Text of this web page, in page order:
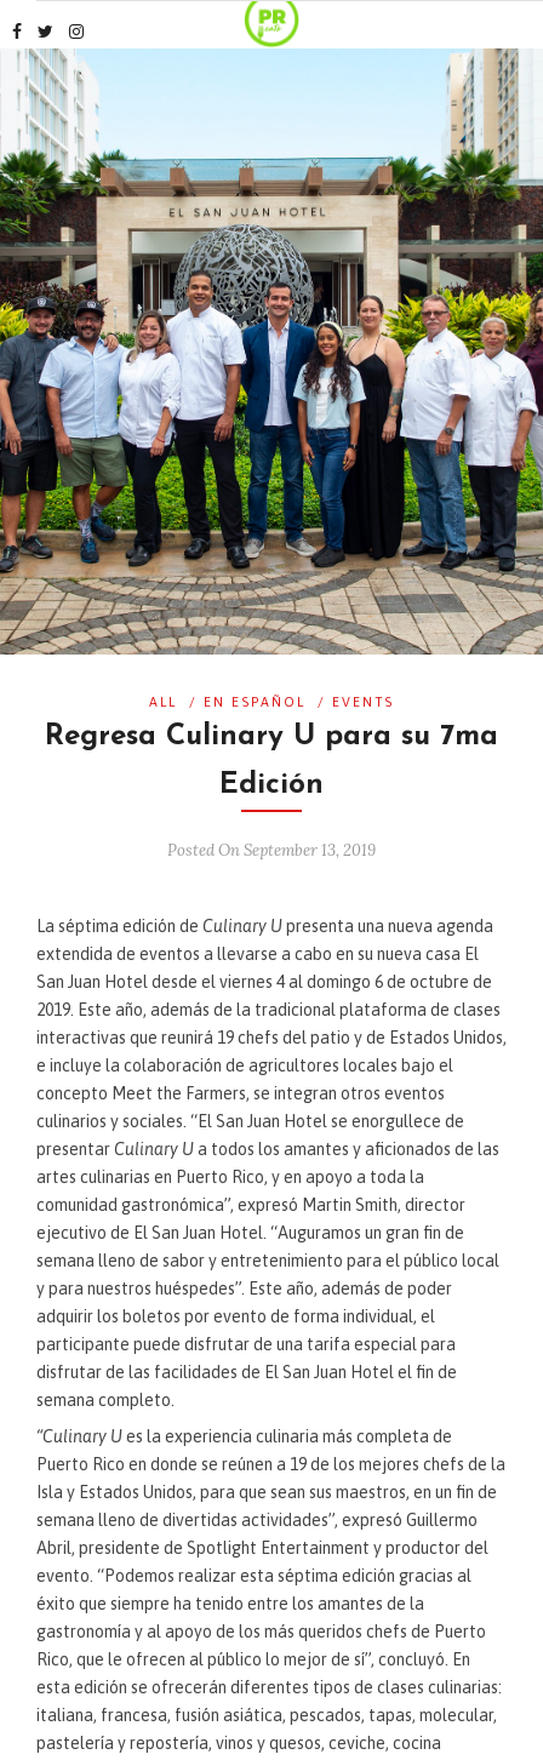
ALL / EN ESPAÑOL / EVENTS
Regresa Culinary U para su 7ma
Edición
Posted On September 13, 2019
La séptima edición de Culinary Upresenta una nueva agenda
extendida de eventos a llevarse a cabo en su nueva casa El
San Juan Hotel desde el viernes 4 al domingo 6 de octubre de
2019. Este año, además de la tradicional plataforma de clases
interactivas que reunirá 19 chefs del patio y de Estados Unidos,
e incluye la colaboración de agricultores locales bajo el
concepto Meet the Farmers, se integran otros eventos
culinarios y sociales. “El San Juan Hotel se enorgullece de
presentar Culinary Ua todos los amantes y aficionados de las
artes culinarias en Puerto Rico, y en apoyo a toda la
comunidad gastronómica”, expresó Martin Smith, director
ejecutivo de El San Juan Hotel. “Auguramos un gran fin de
semana lleno de sabor y entretenimiento para el público local
y para nuestros huéspedes”. Este año, además de poder
adquirir los boletos por evento de forma individual, el
participante puede disfrutar de una tarifa especial para
disfrutar de las facilidades de El San Juan Hotel el fin de
semana completo.
“Culinary Ues la experiencia culinaria más completa de
Puerto Rico en donde se reúnen a 19 de los mejores chefs de la
Isla y Estados Unidos, para que sean sus maestros, en un fin de
semana lleno de divertidas actividades”, expresó Guillermo
Abril, presidente de Spotlight Entertainment y productor del
evento. “Podemos realizar esta séptima edición gracias al
éxito que siempre ha tenido entre los amantes de la
gastronomía y al apoyo de los más queridos chefs de Puerto
Rico, que le ofrecen al público lo mejor de sí”, concluyó. En
esta edición se ofrecerán diferentes tipos de clases culinarias:
italiana, francesa, fusión asiática, pescados, tapas, molecular,
pastelería y repostería, vinos y quesos, ceviche, cocina